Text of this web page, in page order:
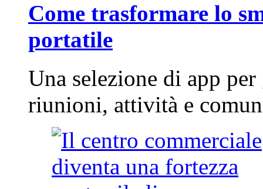
Come trasformare lo
portatile
Una selezione di app
riunioni, attività e